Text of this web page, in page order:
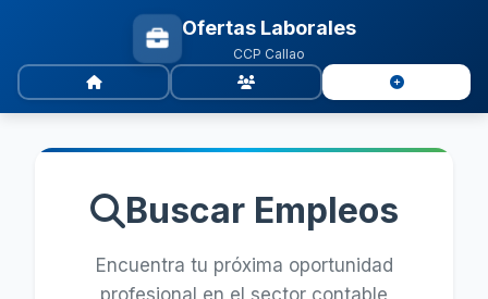
Ofertas Laborales
CCP Callao
Buscar Empleos
Encuentra tu próxima oportunidad
profesional en el sector contable